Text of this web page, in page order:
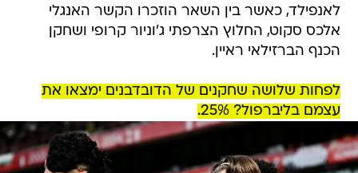
לאנפילד, כאשר בין השאר הוזכרו הקשר האנגלי
אלכס סקוט, החלוץ הצרפתי ג'וניור קרופי ושחקן
הכנף הברזילאי ראיין.
לפחות שלושה שחקנים של הדובדבנים ימצאו את
עצמם בליברפול? 25%.